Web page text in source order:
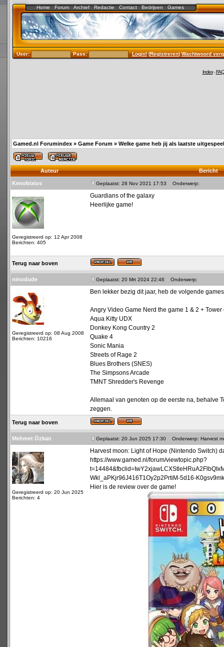
Home Forum Archief Redactie Contact Bedrijven Games
User: Pass: Login!(Registreren)Wachtwoord
Index-FAQ
Gamed.nl Forumindex » Game Forum » Welke game heb jij als laatste
Auteur Bericht
Kenobixios Geplaatst: 28 Nov 2021 17:53 Onderwerp:
Geregistreerd op: 12 Apr 2008
Berichten: 405
Guardians of the galaxy
Heerlijke game!
Terug naar boven
ninodude Geplaatst: 20 Mrt 2024 22:46 Onderwerp:
Geregistreerd op: 08 Aug 2008
Berichten: 10216
Ben lekker bezig dit jaar, heb de volgende
Angry Video Game Nerd the game 1 & 2 + Tower
Aqua Kitty UDX
Donkey Kong Country 2
Quake 4
Sonic Mania
Streets of Rage 2
Blues Brothers (SNES)
The Simpsons Arcade
TMNT Shredder's Revenge
Allemaal van genoten op de eerste na, behalve
zeggen.
Terug naar boven
Mehmet Özkan Geplaatst: 20 Jun 2025 17:30 Onderwerp: Harvest
Geregistreerd op: 20 Jun 2025
Berichten: 4
Harvest moon: Light of Hope (Nintendo Switch)
https://www.gamed.nl/forum/viewtopic.php?
Wkl_aPKjr96J416T1Oy2p2PrtiM-5d16-
Hier is de review over de game!